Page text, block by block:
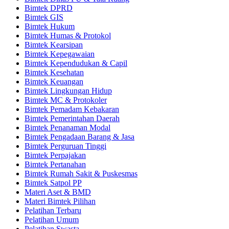
Bimtek DPRD
Bimtek GIS
Bimtek Hukum
Bimtek Humas & Protokol
Bimtek Kearsipan
Bimtek Kepegawaian
Bimtek Kependudukan & Capil
Bimtek Kesehatan
Bimtek Keuangan
Bimtek Lingkungan Hidup
Bimtek MC & Protokoler
Bimtek Pemadam Kebakaran
Bimtek Pemerintahan Daerah
Bimtek Penanaman Modal
Bimtek Pengadaan Barang & Jasa
Bimtek Perguruan Tinggi
Bimtek Perpajakan
Bimtek Pertanahan
Bimtek Rumah Sakit & Puskesmas
Bimtek Satpol PP
Materi Aset & BMD
Materi Bimtek Pilihan
Pelatihan Terbaru
Pelatihan Umum